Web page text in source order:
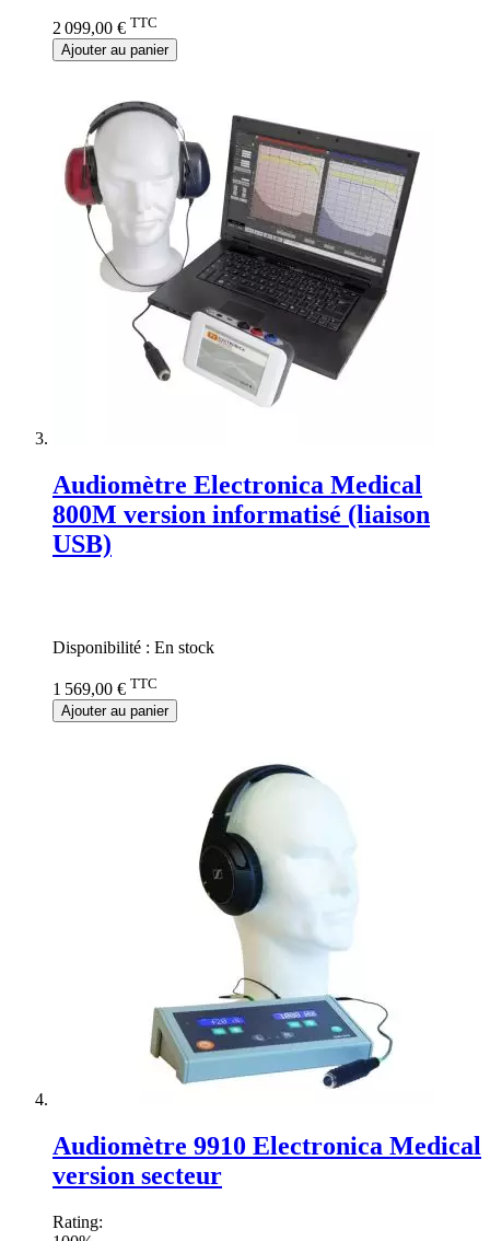
2 099,00 € TTC
Ajouter au panier
Audiomètre Electronica Medical
800M version informatisé (liaison
USB)
Disponibilité : En stock
1 569,00 € TTC
Ajouter au panier
Audiomètre 9910 Electronica Medical
version secteur
Rating: